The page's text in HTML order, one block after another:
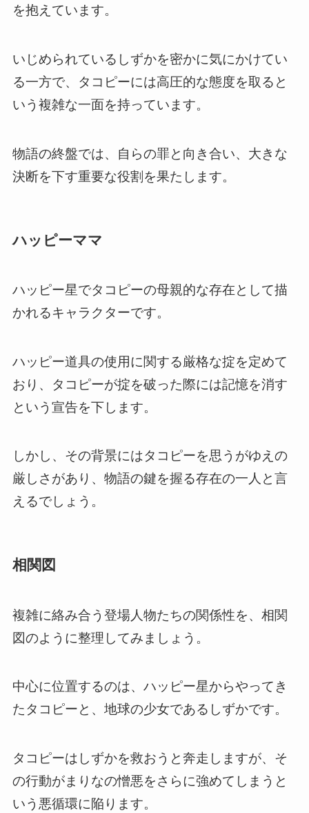
を抱えています。
いじめられているしずかを密かに気にかけてい
る一方で、タコピーには高圧的な態度を取ると
いう複雑な一面を持っています。
物語の終盤では、自らの罪と向き合い、大きな
決断を下す重要な役割を果たします。
ハッピーママ
ハッピー星でタコピーの母親的な存在として描
かれるキャラクターです。
ハッピー道具の使用に関する厳格な掟を定めて
おり、タコピーが掟を破った際には記憶を消す
という宣告を下します。
しかし、その背景にはタコピーを思うがゆえの
厳しさがあり、物語の鍵を握る存在の一人と言
えるでしょう。
相関図
複雑に絡み合う登場人物たちの関係性を、相関
図のように整理してみましょう。
中心に位置するのは、ハッピー星からやってき
たタコピーと、地球の少女であるしずかです。
タコピーはしずかを救おうと奔走しますが、そ
の行動がまりなの憎悪をさらに強めてしまうと
いう悪循環に陥ります。